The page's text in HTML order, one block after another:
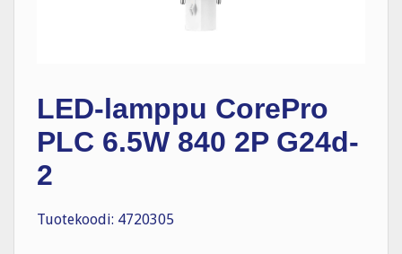
LED-lamppu CorePro
PLC 6.5W 840 2P G24d-
2
Tuotekoodi: 4720305